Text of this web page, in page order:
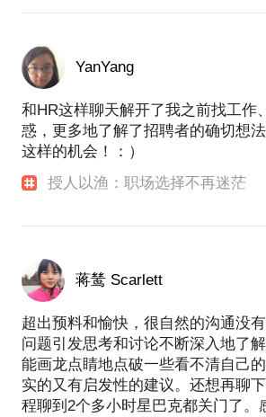
YanYang
和HR这样聊天解开了我之前找工作
惑，更多地了解了招聘者的确切想
这样的机会！：）
授人以渔：职场选择不再迷茫
蒋鸶 Scarlett
超出预料和愉快，很自然的沟通没
问题引发思考和讨论不断深入地了
能画龙点睛地点破一些看不清自己
实的又有启发性的建议。还想再聊
程聊到2个多小时星巴克都关门了。